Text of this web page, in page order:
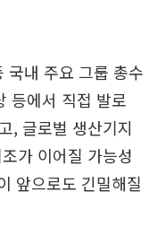
국내 주요 그룹 총수
등에서 직접 발로
, 글로벌 생산기지
가 이어질 가능성
앞으로도 긴밀해질